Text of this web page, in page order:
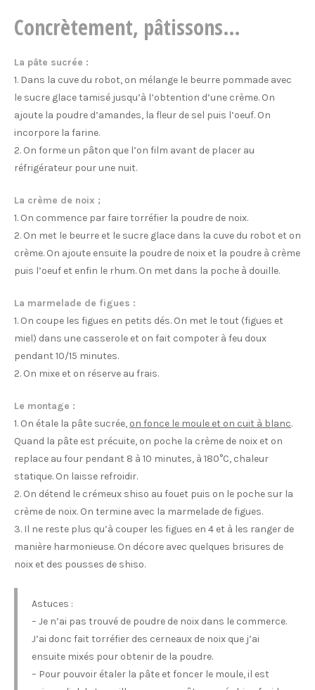
Concrètement, pâtissons…
La pâte sucrée :
1. Dans la cuve du robot, on mélange le beurre pommade avec
le sucre glace tamisé jusqu’à l’obtention d’une crème. On
ajoute la poudre d’amandes, la fleur de sel puis l’oeuf. On
incorpore la farine.
2. On forme un pâton que l’on film avant de placer au
réfrigérateur pour une nuit.
La crème de noix ;
1. On commence par faire torréfier la poudre de noix.
2. On met le beurre et le sucre glace dans la cuve du robot et on
crème. On ajoute ensuite la poudre de noix et la poudre à crème
puis l’oeuf et enfin le rhum. On met dans la poche à douille.
La marmelade de figues :
1. On coupe les figues en petits dés. On met le tout (figues et
miel) dans une casserole et on fait compoter à feu doux
pendant 10/15 minutes.
2. On mixe et on réserve au frais.
Le montage :
1. On étale la pâte sucrée, on fonce le moule et on cuit à blanc.
Quand la pâte est précuite, on poche la crème de noix et on
replace au four pendant 8 à 10 minutes, à 180°C, chaleur
statique. On laisse refroidir.
2. On détend le crémeux shiso au fouet puis on le poche sur la
crème de noix. On termine avec la marmelade de figues.
3. Il ne reste plus qu’à couper les figues en 4 et à les ranger de
manière harmonieuse. On décore avec quelques brisures de
noix et des pousses de shiso.
Astuces :
– Je n’ai pas trouvé de poudre de noix dans le commerce.
J’ai donc fait torréfier des cerneaux de noix que j’ai
ensuite mixés pour obtenir de la poudre.
– Pour pouvoir étaler la pâte et foncer le moule, il est